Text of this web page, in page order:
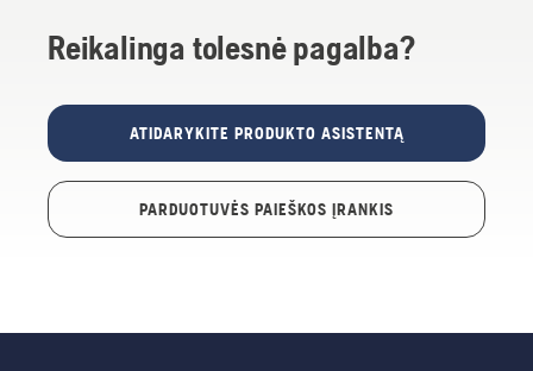
Reikalinga tolesnė pagalba?
ATIDARYKITE PRODUKTO ASISTENTĄ
PARDUOTUVĖS PAIEŠKOS ĮRANKIS